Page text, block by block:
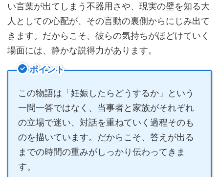
い言葉が出てしまう不器用さや、現実の壁を知る大
人としての心配が、その言動の裏側からにじみ出て
きます。だからこそ、彼らの気持ちがほどけていく
場面には、静かな説得力があります。
ポイント
この物語は「妊娠したらどうするか」という
一問一答ではなく、当事者と家族がそれぞれ
の立場で迷い、対話を重ねていく過程そのも
のを描いています。だからこそ、答えが出る
までの時間の重みがしっかり伝わってきま
す。